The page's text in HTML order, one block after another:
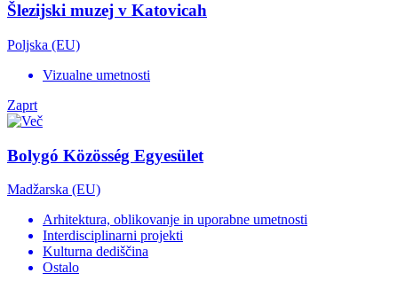
Šlezijski muzej v Katovicah
Poljska (EU)
Vizualne umetnosti
Zaprt
Bolygó Közösség Egyesület
Madžarska (EU)
Arhitektura, oblikovanje in uporabne umetnosti
Interdisciplinarni projekti
Kulturna dediščina
Ostalo